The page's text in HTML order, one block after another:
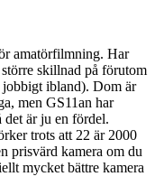
amatörfilmning. Har
skillnad på förutom
ibland). Dom är
men GS11an har
det är ju en fördel.
trots att 22 är 2000
prisvärd kamera om du
mycket bättre kamera